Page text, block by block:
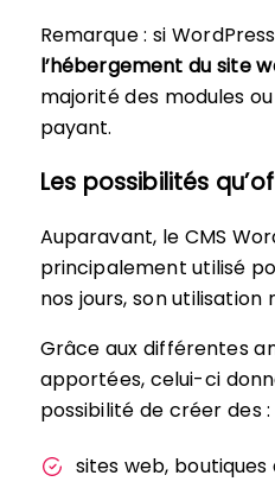
Remarque : si
l’hébergement du site
majorité des modules
payant.
Les possibilités
Auparavant, le CMS
principalement utilisé
nos jours, son utilisation
Grâce aux différentes
apportées, celui-ci
possibilité de créer des :
sites web,